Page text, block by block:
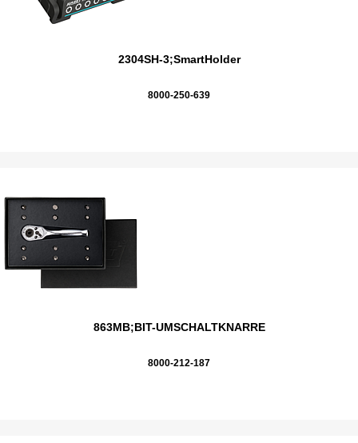
2304SH-3;SmartHolder
8000-250-639
863MB;BIT-UMSCHALTKNARRE
8000-212-187